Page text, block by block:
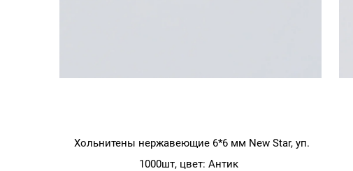
Хольнитены нержавеющие 6*6 мм New Star, уп.
1000шт, цвет: Антик